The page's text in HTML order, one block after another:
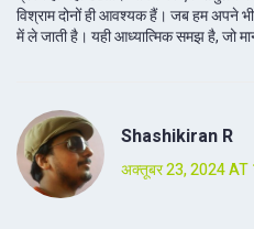
विश्राम दोनों ही आवश्यक हैं। जब हम अपने
में ले जाती है। यही आध्यात्मिक समझ है, जो
Shashikiran R
अक्तूबर 23, 2024 AT